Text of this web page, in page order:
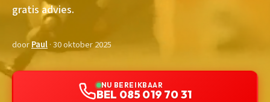
gratis advies.
doorPaul· 30 oktober 2025
NU BEREIKBAAR
BEL 085 019 70 31